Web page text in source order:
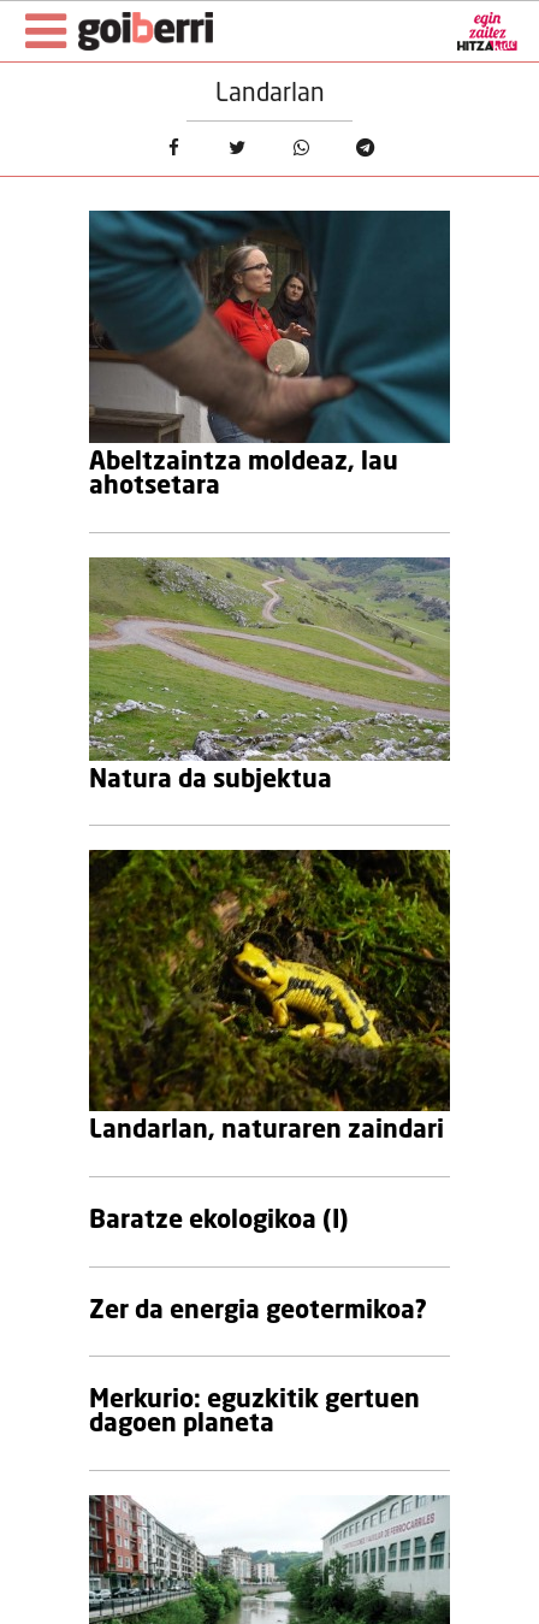
Landarlan
Abeltzaintza moldeaz, lau
ahotsetara
Natura da subjektua
Landarlan, naturaren zaindari
Baratze ekologikoa (I)
Zer da energia geotermikoa?
Merkurio: eguzkitik gertuen
dagoen planeta